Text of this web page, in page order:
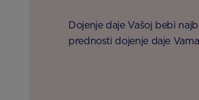
Dojenje daje Vašoj bebi
prednosti dojenje daje